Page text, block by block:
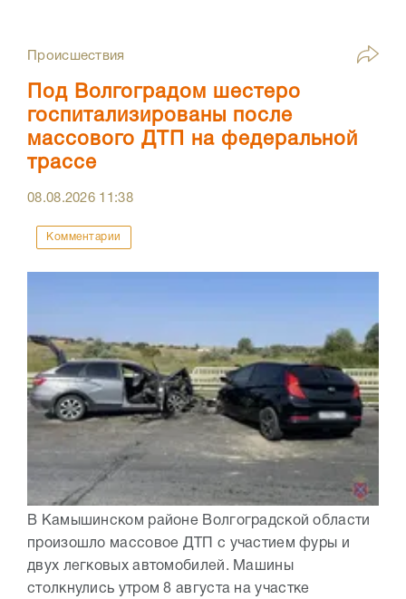
Происшествия
Под Волгоградом шестеро
госпитализированы после
массового ДТП на федеральной
трассе
08.08.2026 11:38
Комментарии
В Камышинском районе Волгоградской области
произошло массовое ДТП с участием фуры и
двух легковых автомобилей. Машины
столкнулись утром 8 августа на участке